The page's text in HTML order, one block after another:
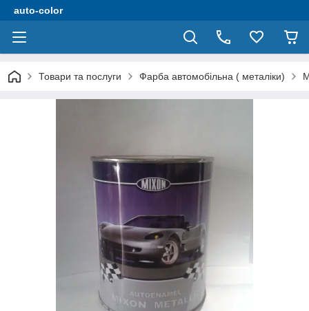
auto-color
Товари та послуги Фарба автомобільна ( металіки)